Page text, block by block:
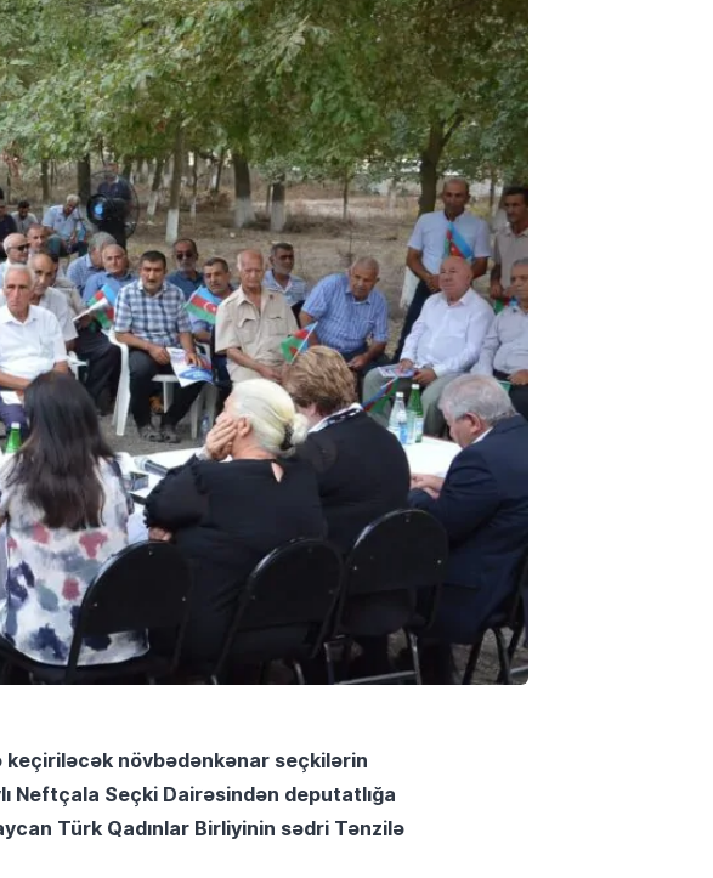
keçiriləcək növbədənkənar seçkilərin
Neftçala Seçki Dairəsindən deputatlığa
Türk Qadınlar Birliyinin sədri Tənzilə